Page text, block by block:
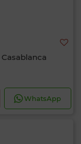
WhatsApp